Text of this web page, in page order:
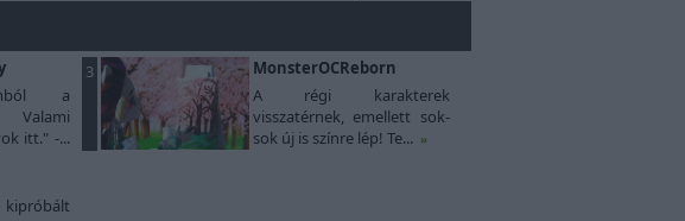
a
itt." -...
3
MonsterOCReborn
A régi karakterek
visszatérnek, emellett sok-
sok új is színre lép! Te... »